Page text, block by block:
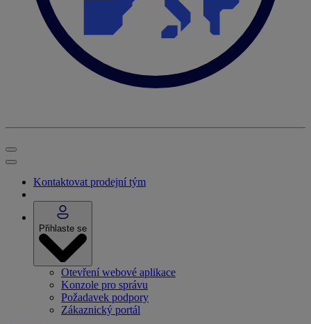
Kontaktovat prodejní tým
Přihlaste se
Otevření webové aplikace
Konzole pro správu
Požadavek podpory
Zákaznický portál